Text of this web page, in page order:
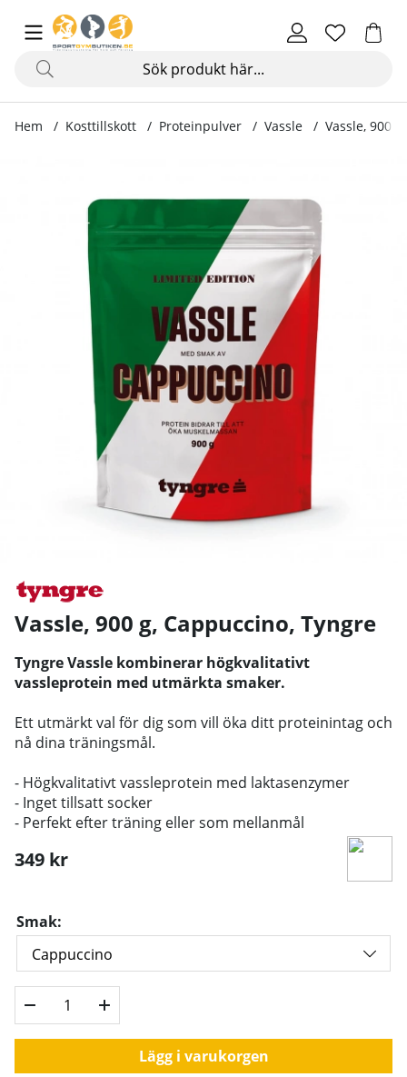
Hem Kosttillskott Proteinpulver Vassle Vassle, 900 g
Vassle, 900 g, Cappuccino, Tyngre
Tyngre Vassle kombinerar högkvalitativt
vassleprotein med utmärkta smaker.
Ett utmärkt val för dig som vill öka ditt proteinintag och
nå dina träningsmål.
- Högkvalitativt vassleprotein med laktasenzymer
- Inget tillsatt socker
- Perfekt efter träning eller som mellanmål
349 kr
Smak:
Lägg i varukorgen